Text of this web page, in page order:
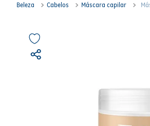
Beleza Cabelos Máscara capilar
shampoo